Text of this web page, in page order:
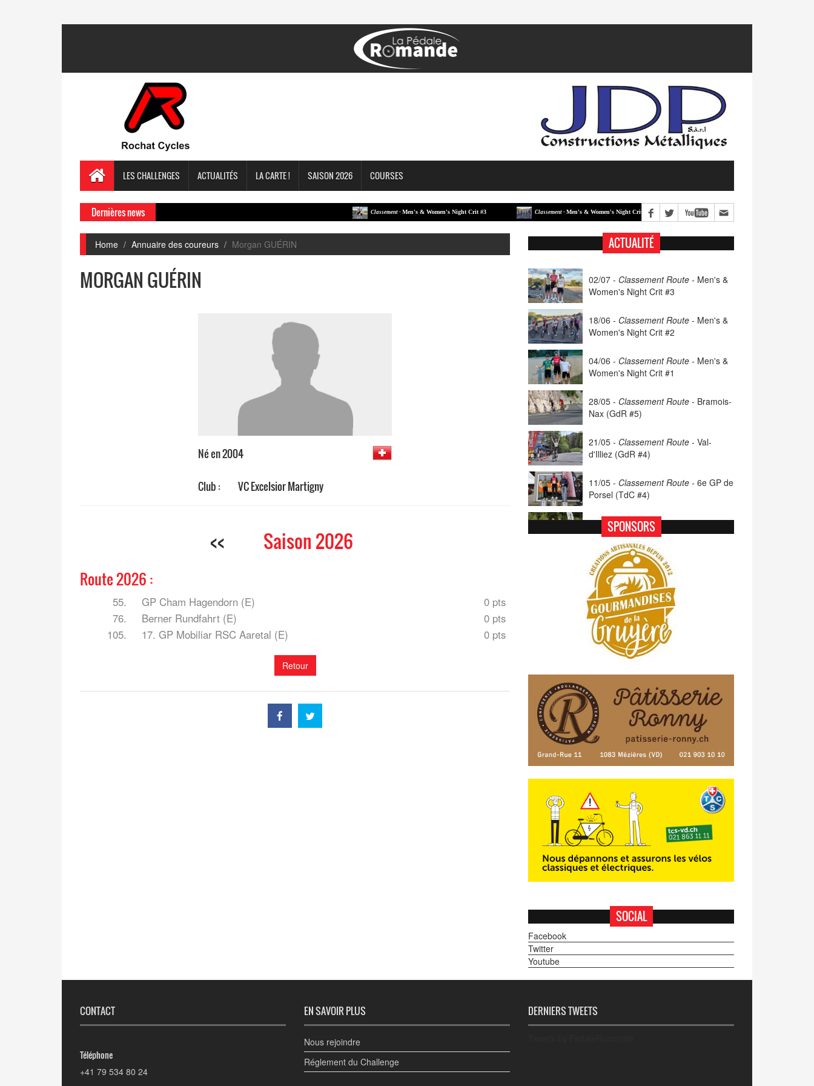
LES CHALLENGES ACTUALITÉS LA CARTE ! SAISON 2026 COURSES
Dernières news Classement -Men's & Women's Night Crit #3 Classement -Men's & Women's Night Crit #2 Classement - Men's & Women's Night Crit #1
Home Annuaire des coureurs Morgan GUÉRIN
MORGAN GUÉRIN
Né en 2004
Club : VC Excelsior Martigny
<< Saison 2026
Route 2026 :
55. GP Cham Hagendorn (E)
0 pts
76.
Berner Rundfahrt (E)
0 pts
105.
17. GP Mobiliar RSC Aaretal (E) 0 pts
Retour
ACTUALITÉ
02/07 - Classement Route - Men's &
Women's Night Crit #3
18/06 - Classement Route - Men's &
Women's Night Crit #2
04/06 - Classement Route - Men's &
Women's Night Crit #1
28/05 - Classement Route - Bramois-
Nax (GdR #5)
21/05 - Classement Route - Val-
d'Illiez (GdR #4)
11/05 - Classement Route - 6e GP de
Porsel (TdC #4)
07/05 -Classement Route -Blonay-
Les Pléiades (GdR #3)
23/04 - Classement Route -
- Moléson (TdC #3)
14/04 -Photos -Les photos du 5e GP
de Semsales
14/04 -Classement Route -
Semsales (TdC #2)
SPONSORS
SOCIAL
Facebook
Twitter
Youtube
CONTACT
Téléphone
+41 79 534 80 24
EN SAVOIR PLUS
Nous rejoindre
Réglement du Challenge
DERNIERS TWEETS